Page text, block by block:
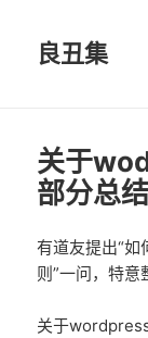
良丑集
关于
部分总结
有道友提出“
则”一问，特意
关于